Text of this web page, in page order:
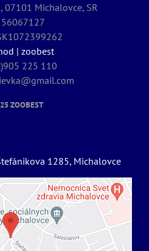
07101 Michalovce, SR
56067127
| zoobest
225 110
ZOOBEST
1285, Michalovce